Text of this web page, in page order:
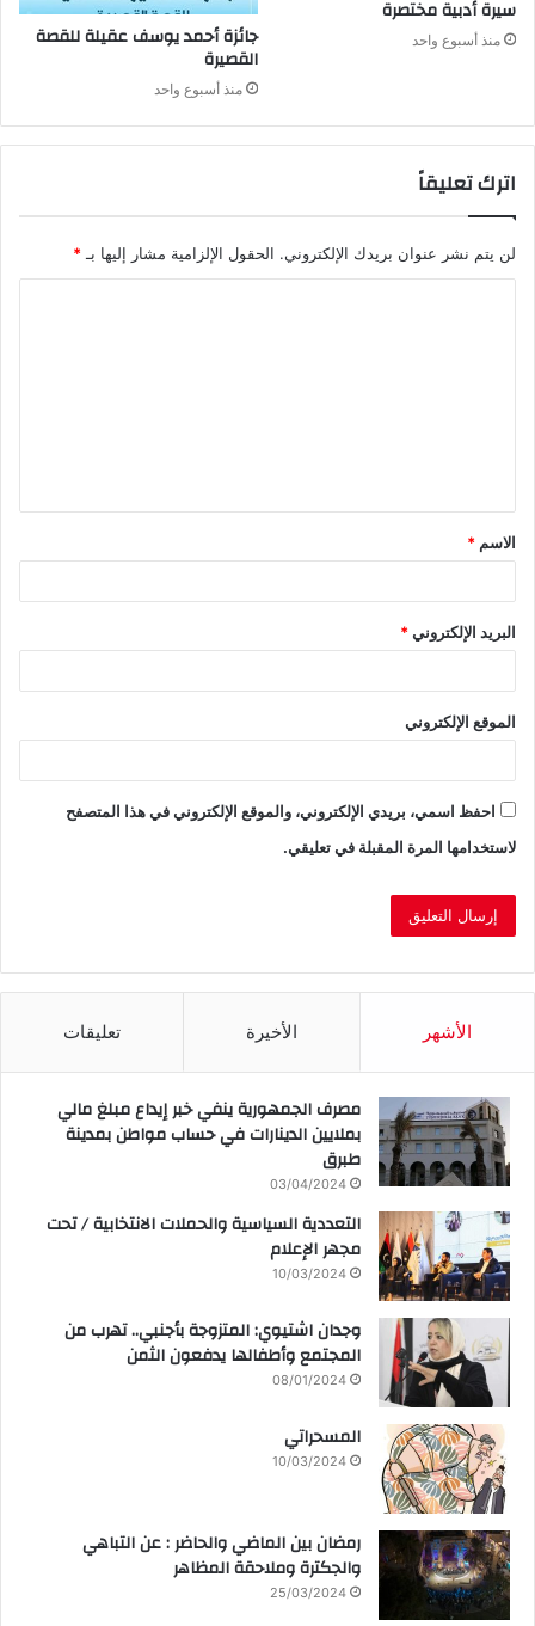
سيرة‭ ‬أدبية‭ ‬مختصرة
منذ أسبوع واحد
‬القصيرة
منذ أسبوع واحد
اترك تعليقاً
لن يتم نشر عنوان بريدك الإلكتروني. الحقول الإلزامية مشار إليها بـ *
ق
*
الاسم *
البريد الإلكتروني*
الموقع الإلكتروني
احفظ اسمي، بريدي الإلكتروني، والموقع الإلكتروني في هذا المتصفح
لاستخدامها المرة المقبلة في تعليقي.
الأشهر الأخيرة تعليقات
مصرف الجمهورية ينفي خبر إيداع مبلغ مالي
بملايين الدينارات في حساب مواطن بمدينة
طبرق
03/04/2024
التعددية السياسية والحملات الانتخابية / تحت
مجهر الإعلام
10/03/2024
وجدان اشتيوي: المتزوجة بأجنبي.. تهرب من
المجتمع وأطفالها يدفعون الثمن
08/01/2024
المسحراتي
10/03/2024
رمضان بين الماضي والحاضر : عن التباهي
والجكترة وملاحقة المظاهر
25/03/2024